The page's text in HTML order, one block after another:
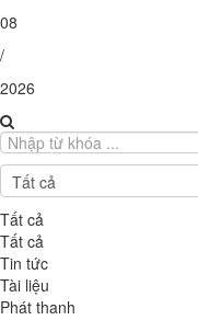
08
/
2026
Tất cả
Tất cả
Tin tức
Tài liệu
Phát thanh